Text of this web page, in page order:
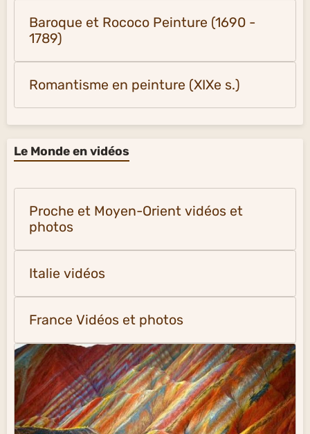
Baroque et Rococo Peinture (1690 -
1789)
Romantisme en peinture (XIXe s.)
Le Monde en vidéos
Proche et Moyen-Orient vidéos et
photos
Italie vidéos
France Vidéos et photos